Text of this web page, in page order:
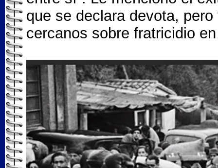
que se declara devota,
cercanos sobre fratricidio